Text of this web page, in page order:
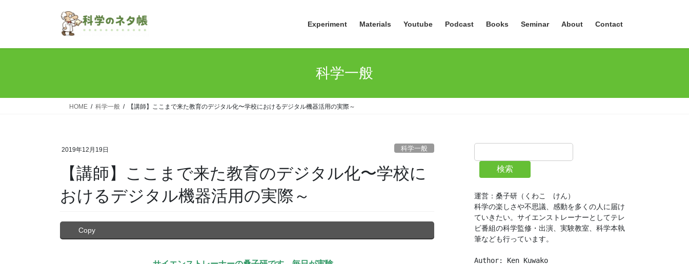
Experiment Materials Youtube Podcast Books Seminar About Contact
科学一般
HOME 科学一般 【講師】ここまで来た教育のデジタル化〜学校におけるデジタル機器活用の実際～
2019年12月19日 科学一般
【講師】ここまで来た教育のデジタル化〜学校に
おけるデジタル機器活用の実際～
Copy
検索
運営：桑子研（くわこ　けん）
科学の楽しさや不思議、感動を多くの人に届け
ていきたい。サイエンストレーナーとしてテレ
ビ番組の科学監修・出演、実験教室、科学本執
筆なども行っています。
Author: Ken Kuwako